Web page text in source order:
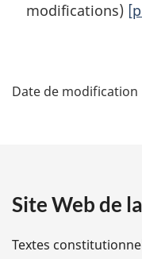
modifications)
é
i
l
Date de modification
Site Web de
Textes